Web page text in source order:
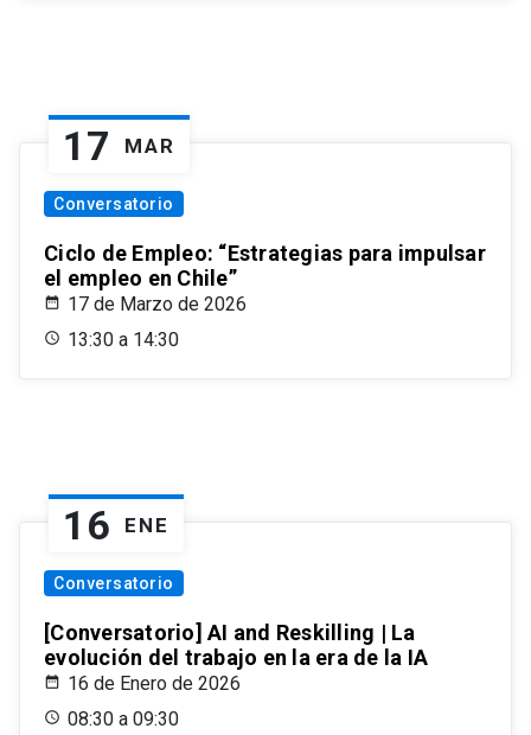
17 MAR
Conversatorio
Ciclo de Empleo: “Estrategias para impulsar
el empleo en Chile”
17 de Marzo de 2026
13:30 a 14:30
16 ENE
Conversatorio
[Conversatorio] AI and Reskilling | La
evolución del trabajo en la era de la IA
16 de Enero de 2026
08:30 a 09:30